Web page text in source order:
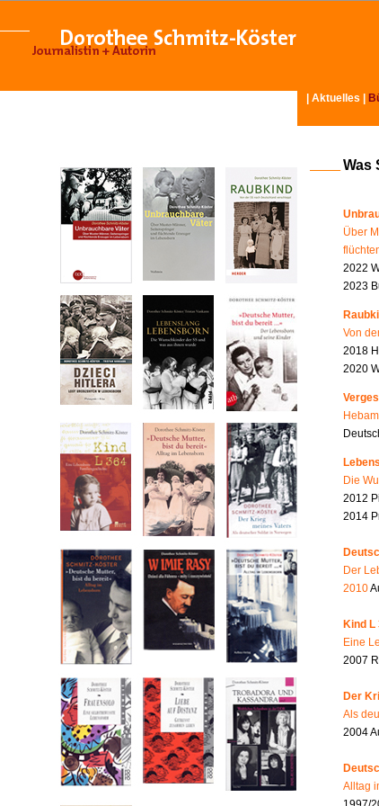
Aktuelles
Was
Über
2022
2023
Von
2018
2020
Die
2012
2014
Der
2010
Kind L
Eine
2007
Der
Als
2004
Alltag